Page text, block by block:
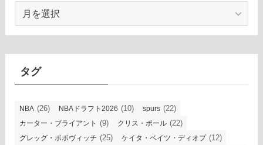
カ
イ
タグ
NBA (26) NBAドラフト2026 (10) spurs (22)
カーター・ブライアント (9) クリス・ポール (22)
グレッグ・ポポヴィッチ (25) ケイタ・ベイツ・ディオプ(12)